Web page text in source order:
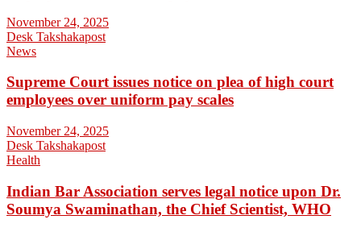
November 24, 2025
Desk Takshakapost
News
Supreme Court issues notice on plea of high court
employees over uniform pay scales
November 24, 2025
Desk Takshakapost
Health
Indian Bar Association serves legal notice upon Dr.
Soumya Swaminathan, the Chief Scientist, WHO